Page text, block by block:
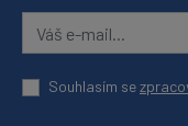
Souhlasím se